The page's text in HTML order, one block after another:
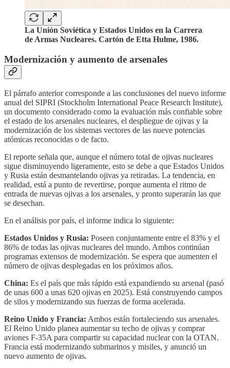
La Unión Soviética y Estados Unidos en la Carrera
de Armas Nucleares. Cartón de Etta Hulme, 1986.
Modernización y aumento de arsenales
El párrafo anterior corresponde a las conclusiones del nuevo informe
anual del SIPRI (Stockholm International Peace Research Institute),
un documento considerado como la evaluación más confiable sobre
el estado de los arsenales nucleares, el despliegue de ojivas y la
modernización de los sistemas vectores de las nueve potencias
atómicas reconocidas o de facto.
El reporte señala que, aunque el número total de ojivas nucleares
sigue disminuyendo ligeramente, esto se debe a que Estados Unidos
y Rusia están desmantelando ojivas ya retiradas. La tendencia, en
realidad, está a punto de revertirse, porque aumenta el ritmo de
entrada de nuevas ojivas a los arsenales, y pronto superarán las que
se desechan.
En el análisis por país, el informe indica lo siguiente:
Estados Unidos y Rusia: Poseen conjuntamente entre el 83% y el
86% de todas las ojivas nucleares del mundo. Ambos continúan
programas extensos de modernización. Se espera que aumenten el
número de ojivas desplegadas en los próximos años.
China: Es el país que más rápido está expandiendo su arsenal (pasó
de unas 600 a unas 620 ojivas en 2025). Está construyendo campos
de silos y modernizando sus fuerzas de forma acelerada.
Reino Unido y Francia: Ambos están fortaleciendo sus arsenales.
El Reino Unido planea aumentar su techo de ojivas y comprar
aviones F-35A para compartir su capacidad nuclear con la OTAN.
Francia está modernizando submarinos y misiles, y anunció un
nuevo aumento de ojivas.